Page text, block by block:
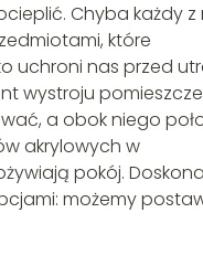
Chyba każdy z
które
uchroni nas przed
wystroju
a obok niego
akrylowych w
pokój.
możemy